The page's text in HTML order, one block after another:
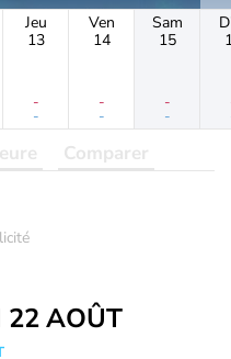
Jeu
13
-
-
Ven
14
-
-
Sam
15
-
-
Comparer
22 AOÛT